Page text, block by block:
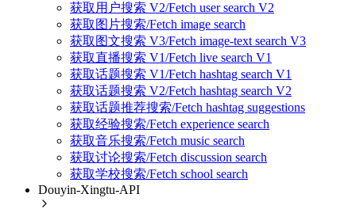
获取用户搜索 V2/Fetch user search V2
获取图片搜索/Fetch image search
获取图文搜索 V3/Fetch image-text search V3
获取直播搜索 V1/Fetch live search V1
获取话题搜索 V1/Fetch hashtag search V1
获取话题搜索 V2/Fetch hashtag search V2
获取话题推荐搜索/Fetch hashtag suggestions
获取经验搜索/Fetch experience search
获取音乐搜索/Fetch music search
获取讨论搜索/Fetch discussion search
获取学校搜索/Fetch school search
Douyin-Xingtu-API